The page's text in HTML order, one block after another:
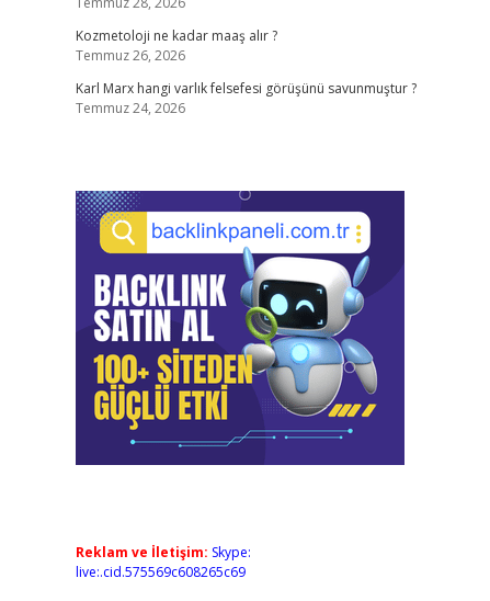
Kozmetoloji ne kadar maaş alır ?
Temmuz 26, 2026
Karl Marx hangi varlık felsefesi görüşünü savunmuştur ?
Temmuz 24, 2026
Reklam ve İletişim: Skype:
live:.cid.575569c608265c69